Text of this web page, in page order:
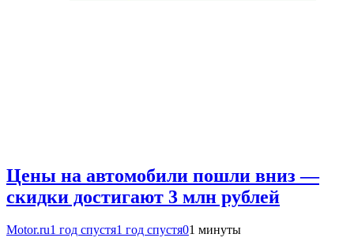
Цены на автомобили пошли вниз —
скидки достигают 3 млн рублей
Motor.ru1 год спустя1 год спустя01 минуты